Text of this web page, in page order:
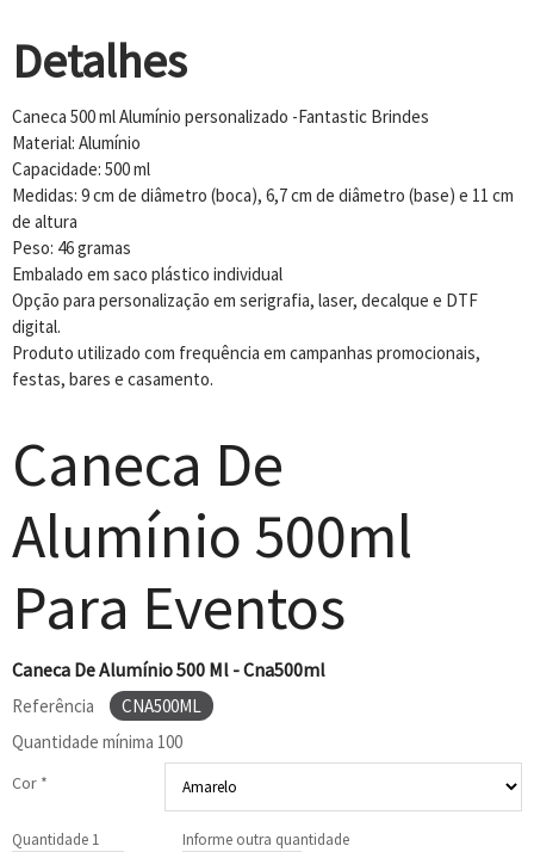
Detalhes
Caneca 500 ml Alumínio personalizado -Fantastic Brindes
Material: Alumínio
Capacidade: 500 ml
Medidas: 9 cm de diâmetro (boca), 6,7 cm de diâmetro (base) e 11 cm
de altura
Peso: 46 gramas
Embalado em saco plástico individual
Opção para personalização em serigrafia, laser, decalque e DTF
digital.
Produto utilizado com frequência em campanhas promocionais,
festas, bares e casamento.
Caneca De
Alumínio 500ml
Para Eventos
Caneca De Alumínio 500 Ml - Cna500ml
Referência
CNA500ML
Quantidade mínima 100
Cor *
Quantidade 1
Informe outra quantidade